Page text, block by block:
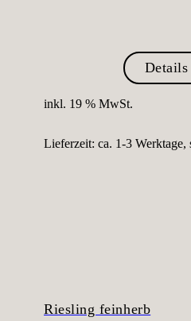
Details
inkl. 19 % MwSt.
Lieferzeit: ca. 1-3
Riesling feinherb